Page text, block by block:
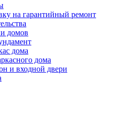
на гарантийный ремонт
домов
дома
дома
и входной двери